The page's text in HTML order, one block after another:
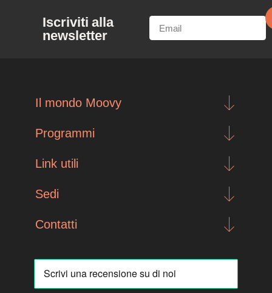
Iscriviti alla
newsletter
Il mondo Moovy
Programmi
Link utili
Sedi
Contatti